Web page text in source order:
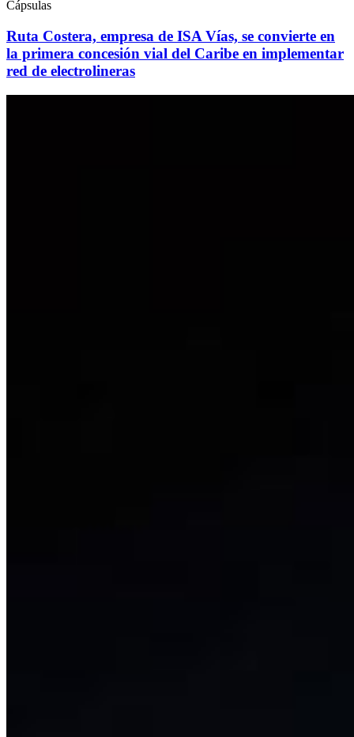
Cápsulas
Ruta Costera, empresa de ISA Vías, se convierte en
la primera concesión vial del Caribe en implementar
red de electrolineras